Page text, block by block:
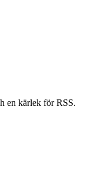
en kärlek för RSS.